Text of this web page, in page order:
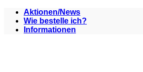
Zum
Inhalt
springen
Aktionen/News
Wie bestelle ich?
Informationen